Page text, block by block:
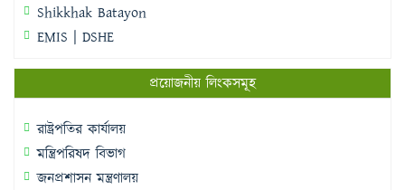
Shikkhak Batayon
EMIS | DSHE
প্রয়োজনীয় লিংকসমূহ
রাষ্ট্রপতির কার্যালয়
মন্ত্রিপরিষদ বিভাগ
জনপ্রশাসন মন্ত্রণালয়